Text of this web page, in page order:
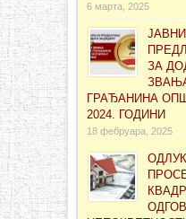
6 марта, 2025
ЗА
ГРАЂАНИНА
2024. ГОДИНИ
18 фебруара, 2025